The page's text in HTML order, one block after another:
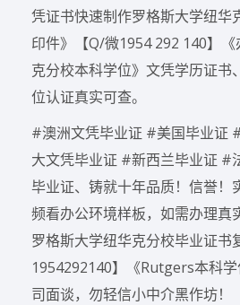
凭证书快速制作罗格斯大学纽华
印件》【Q/微1954 292 140】
克分校本科学位》文凭学历证书
位认证真实可查。
#澳洲文凭毕业证 #美国毕业证
大文凭毕业证 #新西兰毕业证 #
毕业证、铸就十年品质！信誉！
频看办公环境样板，如需办理真
罗格斯大学纽华克分校毕业证书
1954292140】《Rutgers本科
司面谈，勿轻信小中介黑作坊！